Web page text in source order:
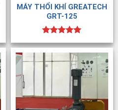
MÁY THỔI KHÍ GREATECH
GRT-125
Được xếp
hạng5.00